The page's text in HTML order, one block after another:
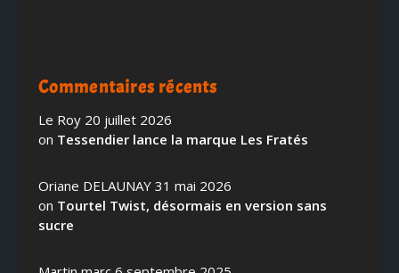
Commentaires récents
Le Roy 20 juillet 2026
on Tessendier lance la marque Les Fratés
Oriane DELAUNAY 31 mai 2026
on Tourtel Twist, désormais en version sans
sucre